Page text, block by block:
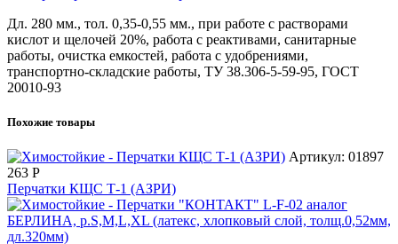
Дл. 280 мм., тол. 0,35-0,55 мм., при работе с растворами
кислот и щелочей 20%, работа с реактивами, санитарные
работы, очистка емкостей, работа с удобрениями,
транспортно-складские работы, ТУ 38.306-5-59-95, ГОСТ
20010-93
Похожие товары
Артикул: 01897
263 Р
Перчатки КЩС Т-1 (АЗРИ)